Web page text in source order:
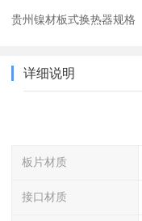
贵州镍材板式换热器规格
详细说明
板片材质
接口材质